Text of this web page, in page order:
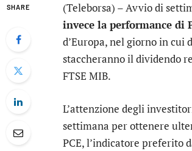
SHARE (Teleborsa) – Avvio di
invece la performance di
d’Europa, nel giorno in cui
staccheranno il dividendo
FTSE MIB.
L’attenzione degli
settimana per ottenere
PCE, l’indicatore preferito